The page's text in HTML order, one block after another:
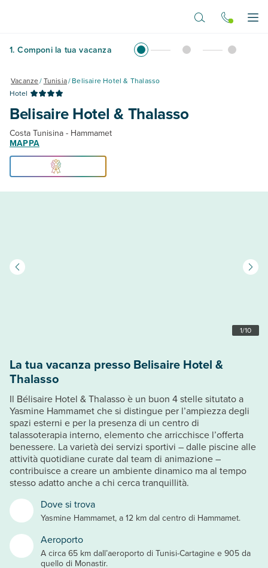
1. Componi la tua vacanza
Vacanze/Tunisia/Belisaire Hotel & Thalasso
Hotel
Belisaire Hotel & Thalasso
Costa Tunisina - Hammamet
MAPPA
1/10
Dove si trova
Yasmine Hammamet, a 12 km dal centro di Hammamet.
Aeroporto
A circa 65 km dall’aeroporto di Tunisi-Cartagine e 905 da
quello di Monastir.
La tua vacanza presso Belisaire Hotel &
Thalasso
Il Bélisaire Hotel & Thalasso è un buon 4 stelle situtato a
Yasmine Hammamet che si distingue per l’ampiezza degli
spazi esterni e per la presenza di un centro di
talassoterapia interno, elemento che arricchisce l’offerta
benessere. La varietà dei servizi sportivi – dalle piscine alle
attività quotidiane curate dal team di animazione –
contribuisce a creare un ambiente dinamico ma al tempo
stesso adatto anche a chi cerca tranquillità.